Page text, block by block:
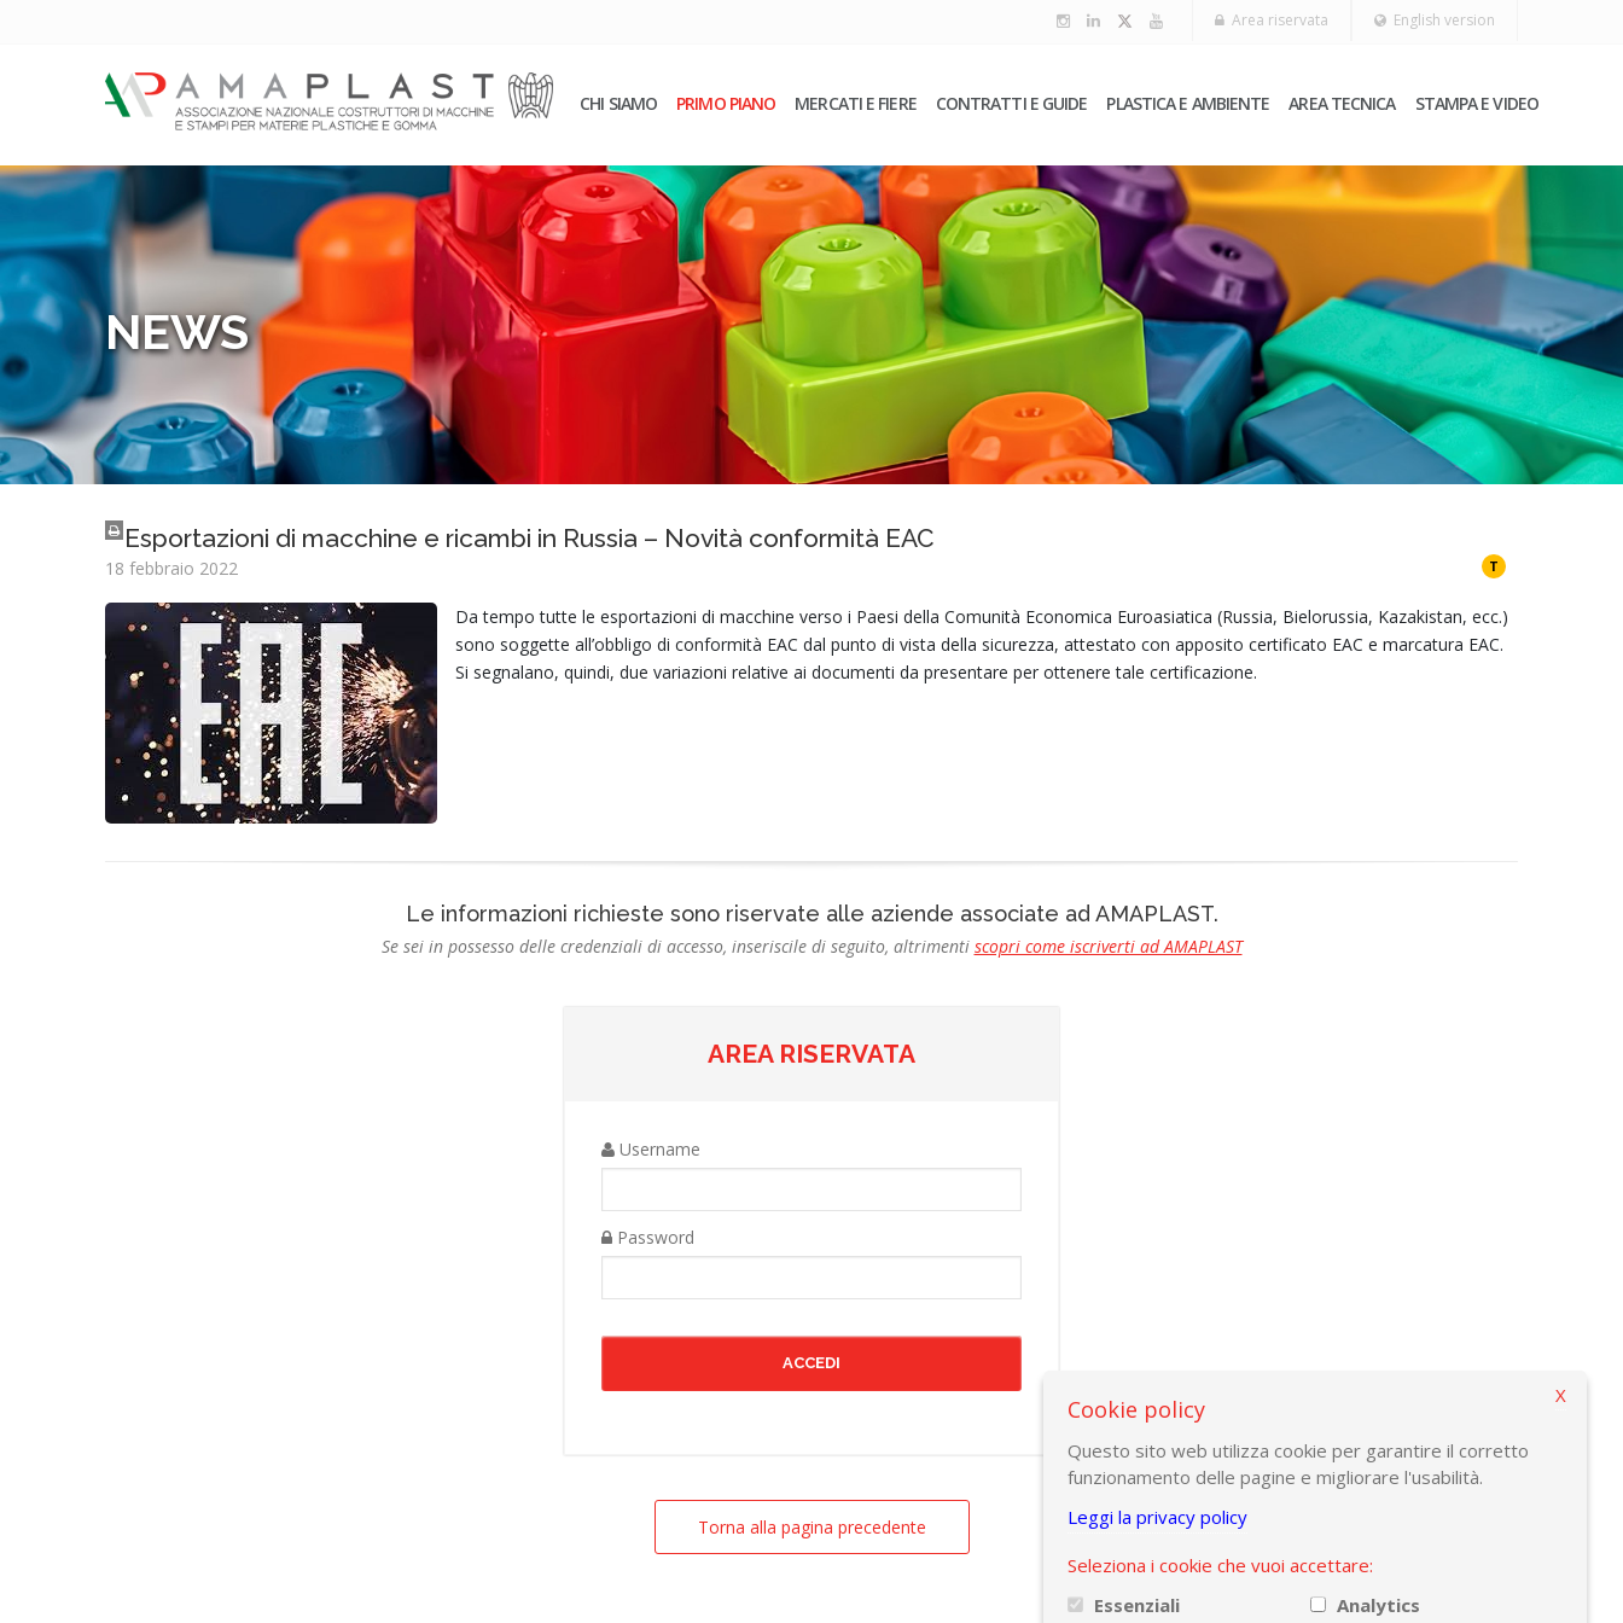
English version
Area riservata
CHI SIAMO PRIMO PIANO MERCATI E FIERE CONTRATTI E GUIDE PLASTICA E AMBIENTE AREA TECNICA STAMPA E VIDEO
NEWS
Esportazioni di macchine e ricambi in Russia – Novità conformità EAC
18 febbraio 2022 T
Da tempo tutte le esportazioni di macchine verso i Paesi della Comunità Economica Euroasiatica (Russia, Bielorussia, Kazakistan, ecc.)
sono soggette all’obbligo di conformità EAC dal punto di vista della sicurezza, attestato con apposito certificato EAC e marcatura EAC.
Si segnalano, quindi, due variazioni relative ai documenti da presentare per ottenere tale certificazione.
Le informazioni richieste sono riservate alle aziende associate ad AMAPLAST.
Se sei in possesso delle credenziali di accesso, inseriscile di seguito, altrimenti scopri come iscriverti ad AMAPLAST
AREA RISERVATA
Username
Password
Torna alla pagina precedente
Cookie policy
Questo sito web utilizza cookie per garantire il corretto
funzionamento delle pagine e migliorare l'usabilità.
Leggi la privacy policy
Seleziona i cookie che vuoi accettare:
Essenziali
Analytics
X